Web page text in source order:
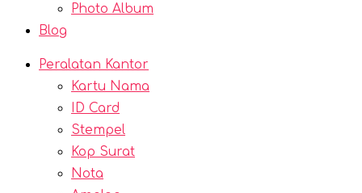
Photo Album
Blog
Peralatan Kantor
Kartu Nama
ID Card
Stempel
Kop Surat
Nota